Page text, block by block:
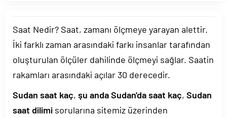
Saat Nedir? Saat, zamanı ölçmeye yarayan alettir.
İki farklı zaman arasındaki farkı insanlar tarafından
oluşturulan ölçüler dahilinde ölçmeyi sağlar. Saatin
rakamları arasındaki açılar 30 derecedir.
Sudan saat kaç, şu anda Sudan'da saat kaç, Sudan
saat dilimi sorularına sitemiz üzerinden